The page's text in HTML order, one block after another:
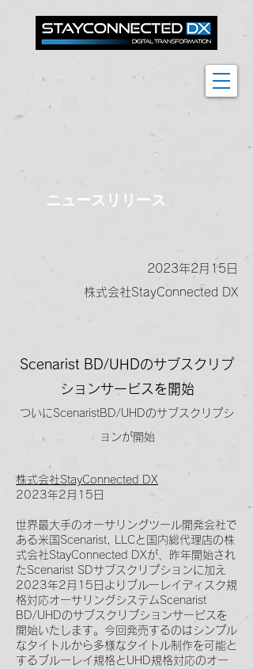
ニュースリリース
2023年2月15日
株式会社StayConnected DX
Scenarist BD/UHDのサブスクリプ
ションサービスを開始
ついにScenaristBD/UHDのサブスクリプシ
ョンが開始
株式会社StayConnected DX
2023年2月15日
世界最大手のオーサリングツール開発会社で
ある米国Scenarist, LLCと国内総代理店の株
式会社StayConnected DXが、昨年開始され
たScenarist SDサブスクリプションに加え
2023年2月15日よりブルーレイディスク規
格対応オーサリングシステムScenarist
BD/UHDのサブスクリプションサービスを
開始いたします。今回発売するのはシンプル
なタイトルから多様なタイトル制作を可能と
するブルーレイ規格とUHD規格対応のオー